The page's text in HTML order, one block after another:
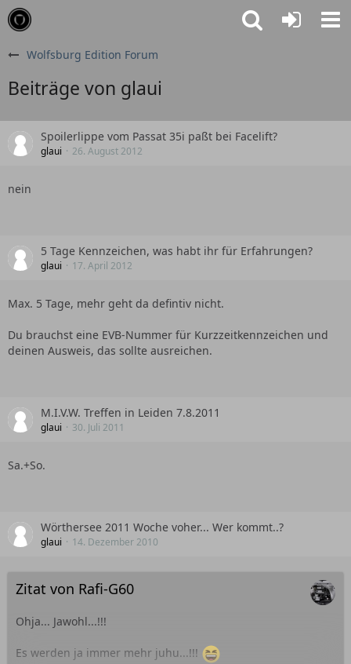
Wolfsburg Edition Forum
Beiträge von glaui
Spoilerlippe vom Passat 35i paßt bei Facelift?
glaui 26. August 2012
nein
5 Tage Kennzeichen, was habt ihr für Erfahrungen?
glaui 17. April 2012
Max. 5 Tage, mehr geht da defintiv nicht.
Du brauchst eine EVB-Nummer für Kurzzeitkennzeichen und
deinen Ausweis, das sollte ausreichen.
M.I.V.W. Treffen in Leiden 7.8.2011
glaui 30. Juli 2011
Sa.+So.
Wörthersee 2011 Woche voher... Wer kommt..?
glaui 14. Dezember 2010
Zitat von Rafi-G60
Ohja... Jawohl...!!!
Es werden ja immer mehr juhu...!!!